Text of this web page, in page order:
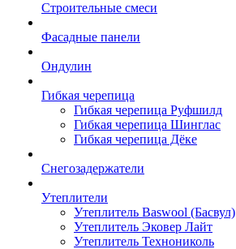
Строительные смеси
Фасадные панели
Ондулин
Гибкая черепица
Гибкая черепица Руфшилд
Гибкая черепица Шинглас
Гибкая черепица Дёке
Снегозадержатели
Утеплители
Утеплитель Baswool (Басвул)
Утеплитель Эковер Лайт
Утеплитель Технониколь